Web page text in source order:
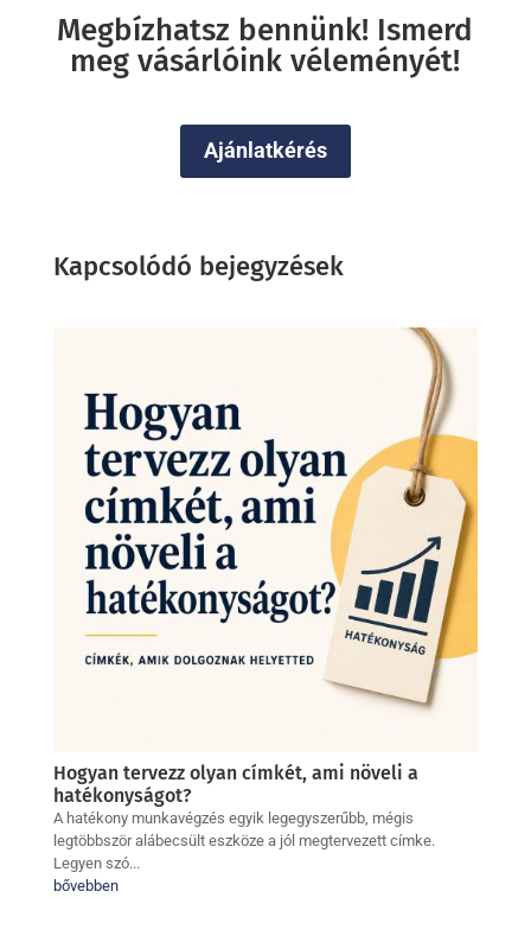
Megbízhatsz bennünk! Ismerd
meg vásárlóink véleményét!
Ajánlatkérés
Kapcsolódó bejegyzések
Hogyan tervezz olyan címkét, ami növeli a
hatékonyságot?
A hatékony munkavégzés egyik legegyszerűbb, mégis
legtöbbször alábecsült eszköze a jól megtervezett címke.
Legyen szó...
bővebben